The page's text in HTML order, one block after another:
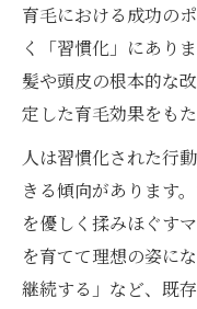
育毛における成功の
く「習慣化」にあり
髪や頭皮の根本的な
定した育毛効果をもた
人は習慣化された行
きる傾向があります
を優しく揉みほぐす
を育てて理想の姿に
継続する」など、既